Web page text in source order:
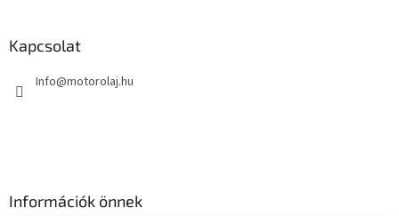
Kapcsolat
Info@motorolaj.hu
Információk önnek